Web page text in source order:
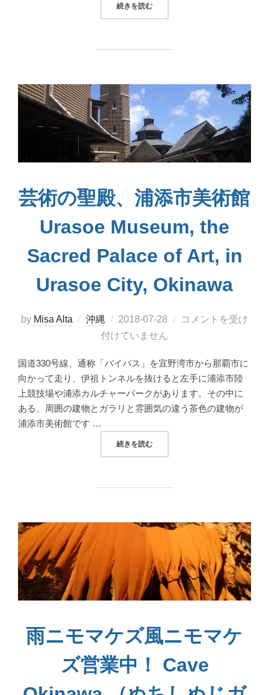
続きを読む“地域も人も繋がる沖縄市の泡瀬大
芸術の聖殿、浦添市美術館
Urasoe Museum, the
Sacred Palace of Art, in
Urasoe City, Okinawa
by Misa Alta 沖縄
投
稿
2018-07-28
コメントを受け
付けていません
国道330号線、通称「バイパス」を宜野湾市から那覇市に
向かって走り、伊祖トンネルを抜けると左手に浦添市陸
上競技場や浦添カルチャーパークがあります。その中に
ある、周囲の建物とガラリと雰囲気の違う茶色の建物が
浦添市美術館です …
続きを読む“芸術の聖殿、浦添市美術館
雨ニモマケズ風ニモマケ
ズ営業中！ Cave